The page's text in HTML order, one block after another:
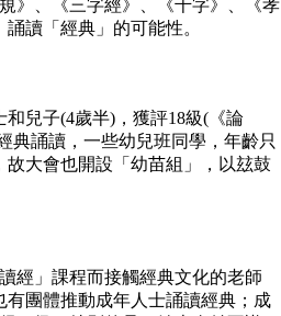
》、《三字經》、《千字》、《孝
讀「經典」的可能性。
和兒子(4歲半) ，獲評18級( 《論
典誦讀，一些幼兒班同學，年齡只
大會也開設「幼苗組」，以玆鼓
經」課程而接觸經典文化的老師
團體推動成年人士誦讀經典；成